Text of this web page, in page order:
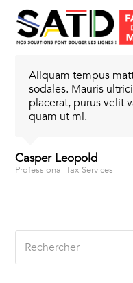
Aliquam tempus
sodales. Mauris
placerat, purus velit
quam ut mi.
Casper Leopold
Professional Tax Services